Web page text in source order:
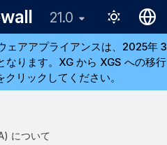
21.0
English
ェアアプライアンスは、2025年 3
なります。XG から XGS への移行
リックしてください。
について